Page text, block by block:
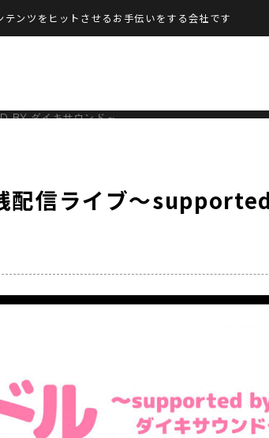
テンツをヒットさせるお手伝いをする会社です
BY ダイキサウンド～
信ライブ～